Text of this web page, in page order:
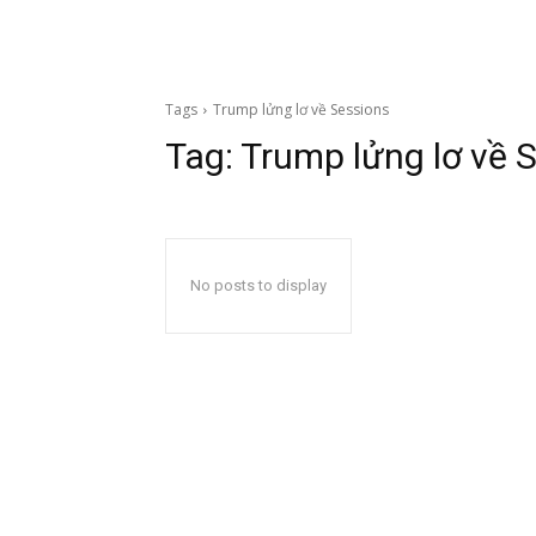
Tags Trump lửng lơ về Sessions
Tag: Trump lửng lơ về
No posts to display